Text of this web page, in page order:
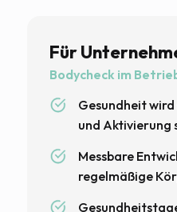
Für
Bodycheck im
Gesundheit
und Aktivierung
Messbare
regelmäßige